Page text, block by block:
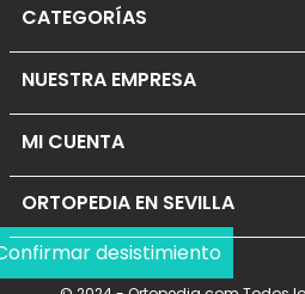
CATEGORÍAS
NUESTRA EMPRESA
MI CUENTA
ORTOPEDIA EN SEVILLA
desistimiento